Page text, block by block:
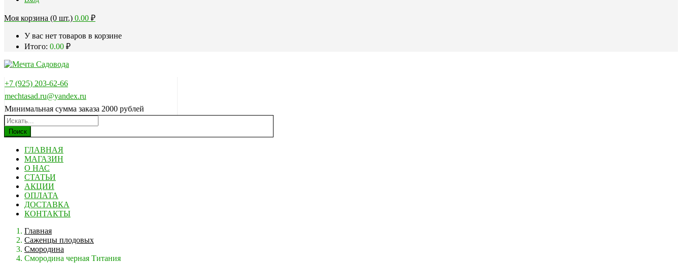
Моя корзина (0 шт.) 0.00 ₽
У вас нет товаров в корзине
Итого: 0.00 ₽
+7 (925) 203-62-66
mechtasad.ru@yandex.ru
Минимальная сумма заказа 2000 рублей
Поиск
ГЛАВНАЯ
МАГАЗИН
О НАС
СТАТЬИ
АКЦИИ
ОПЛАТА
ДОСТАВКА
КОНТАКТЫ
Главная
Саженцы плодовых
Смородина
Смородина черная Титания